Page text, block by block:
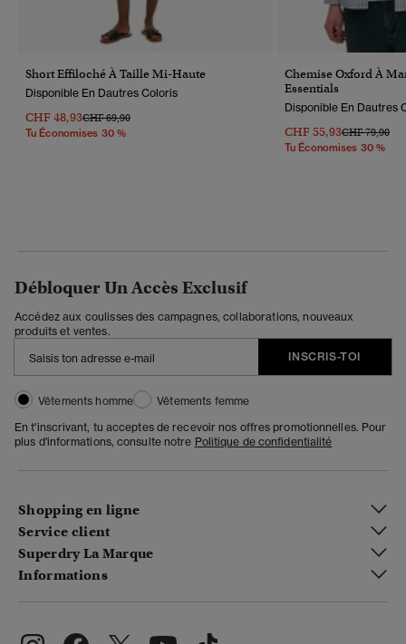
Short Effiloché À Taille Mi-Haute
Disponible En Dautres Coloris
CHF 48,93Prix Réduit De
CHF 69,90À
Tu Économises 30 %
Chemise Oxford À
Essentials
Disponible En Dautres
CHF 55,93Prix Réduit De
CHF 79,90À
Tu Économises 30 %
Débloquer Un Accès Exclusif
Accédez aux coulisses des campagnes, collaborations, nouveaux
produits et ventes.
INSCRIS-TOI
Vêtements homme
Vêtements femme
En t'inscrivant, tu acceptes de recevoir nos offres promotionnelles. Pour
plus d'informations, consulte notre Politique de confidentialité
Shopping en ligne
Service client
Superdry La Marque
Informations